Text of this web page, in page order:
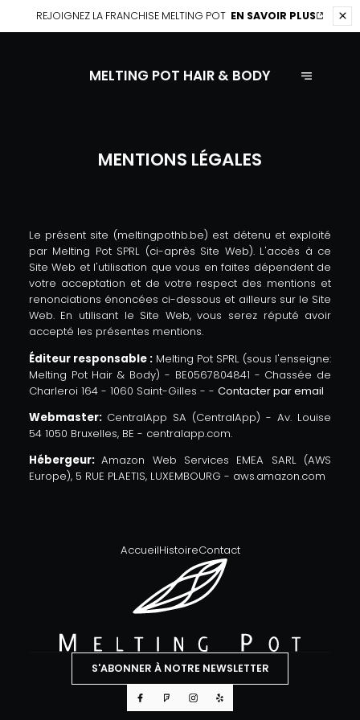
REJOIGNEZ LA FRANCHISE MELTING POT EN SAVOIR PLUS
MELTING POT HAIR & BODY
MENTIONS LÉGALES
Le présent site (meltingpothb.be) est détenu et exploité
par Melting Pot SPRL (ci-après Site Web). L'accès à ce
Site Web et l'utilisation que vous en faites dépendent de
votre acceptation et de votre respect des mentions et
renonciations énoncées ci-dessous et ailleurs sur le Site
Web. En utilisant le Site Web, vous serez réputé avoir
accepté les présentes mentions.
Éditeur responsable :Melting Pot SPRL (sous l'enseigne:
Melting Pot Hair & Body) - BE0567804841 - Chassée de
Charleroi 164 - 1060 Saint-Gilles - - Contacter par email
Webmaster: CentralApp SA (CentralApp) - Av. Louise
54 1050 Bruxelles, BE - centralapp.com.
Hébergeur:Amazon Web Services EMEA SARL (AWS
Europe), 5 RUE PLAETIS, LUXEMBOURG - aws.amazon.com
AccueilHistoireContact
S'ABONNER À NOTRE NEWSLETTER